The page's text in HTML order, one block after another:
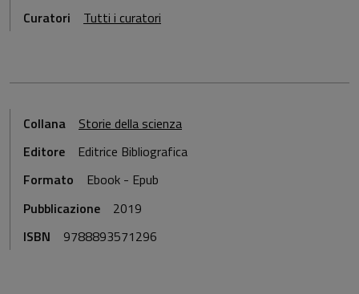
Curatori
Tutti i curatori
Collana
Storie della scienza
Editore
Editrice Bibliografica
Formato
Ebook - Epub
Pubblicazione
2019
ISBN
9788893571296